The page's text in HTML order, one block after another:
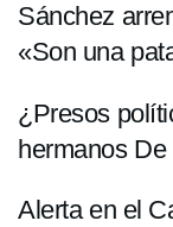
Sánchez
«Son una
¿Presos
hermanos
Alerta en el